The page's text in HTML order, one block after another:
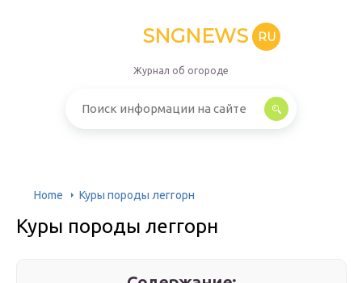
SNGNEWS RU
Журнал об огороде
Home Куры породы леггорн
Куры породы леггорн